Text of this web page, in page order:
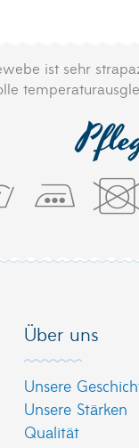
ist sehr
Über uns
Unsere
Unsere Stärken
Qualität